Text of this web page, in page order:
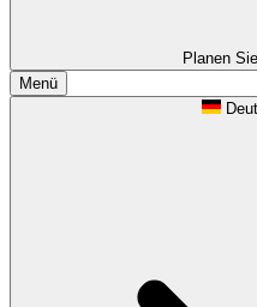
Planen
Menü